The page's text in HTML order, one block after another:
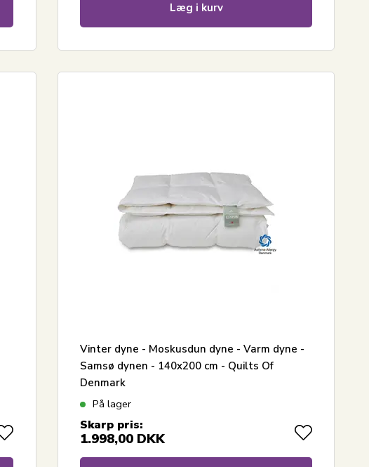
Læg i kurv
Vinter dyne - Moskusdun dyne - Varm dyne -
Samsø dynen - 140x200 cm - Quilts Of
Denmark
På lager
Skarp pris:
1.998,00 DKK